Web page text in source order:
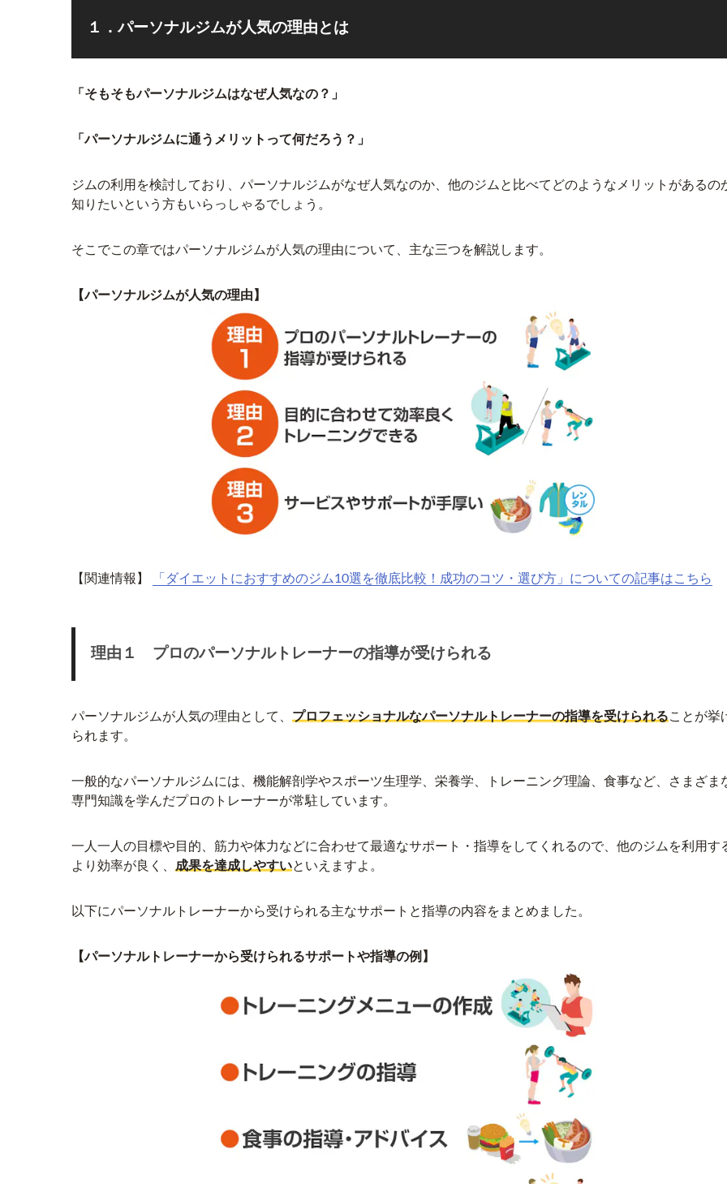
１．パーソナルジムが人気の理由とは
「そもそもパーソナルジムはなぜ人気なの？」
「パーソナルジムに通うメリットって何だろう？」
ジムの利用を検討しており、パーソナルジムがなぜ人気なのか、他のジムと比べてどのようなメリットがあるの
知りたいという方もいらっしゃるでしょう。
そこでこの章ではパーソナルジムが人気の理由について、主な三つを解説します。
【パーソナルジムが人気の理由】
【関連情報】 「ダイエットにおすすめのジム10選を徹底比較！成功のコツ・選び方」についての記事はこちら
理由１ プロのパーソナルトレーナーの指導が受けられる
パーソナルジムが人気の理由として、 プロフェッショナルなパーソナルトレーナーの指導を受けられることが挙
られます。
一般的なパーソナルジムには、機能解剖学やスポーツ生理学、栄養学、トレーニング理論、食事など、さまざま
専門知識を学んだプロのトレーナーが常駐しています。
一人一人の目標や目的、筋力や体力などに合わせて最適なサポート・指導をしてくれるので、他のジムを利用す
より効率が良く、 成果を達成しやすいといえますよ。
以下にパーソナルトレーナーから受けられる主なサポートと指導の内容をまとめました。
【パーソナルトレーナーから受けられるサポートや指導の例】